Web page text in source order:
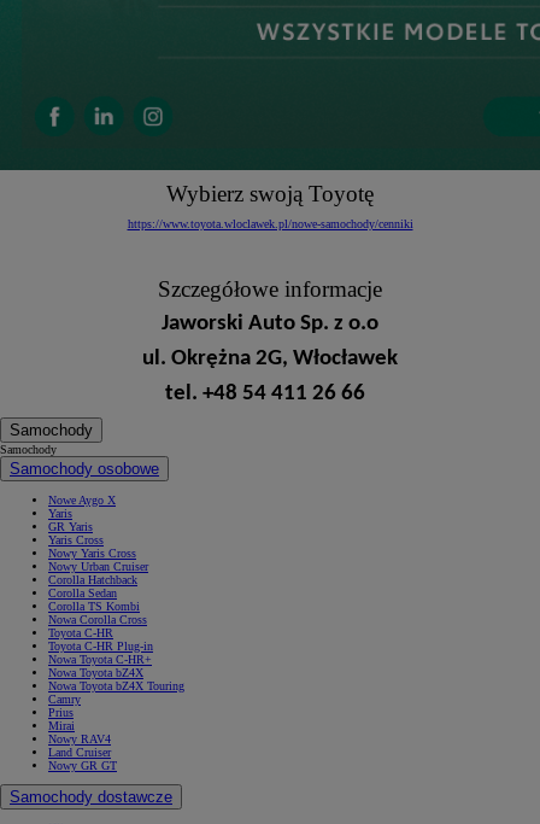
Wybierz swoją Toyotę
https://www.toyota.wloclawek.pl/nowe-samochody/cenniki
Szczegółowe informacje
Jaworski Auto Sp. z o.o
ul. Okrężna 2G, Włocławek
tel. +48 54 411 26 66
Samochody
Samochody
Samochody osobowe
Nowe Aygo X
Yaris
GR Yaris
Yaris Cross
Nowy Yaris Cross
Nowy Urban Cruiser
Corolla Hatchback
Corolla Sedan
Corolla TS Kombi
Nowa Corolla Cross
Toyota C-HR
Toyota C-HR Plug-in
Nowa Toyota C-HR+
Nowa Toyota bZ4X
Nowa Toyota bZ4X Touring
Camry
Prius
Mirai
Nowy RAV4
Land Cruiser
Nowy GR GT
Samochody dostawcze